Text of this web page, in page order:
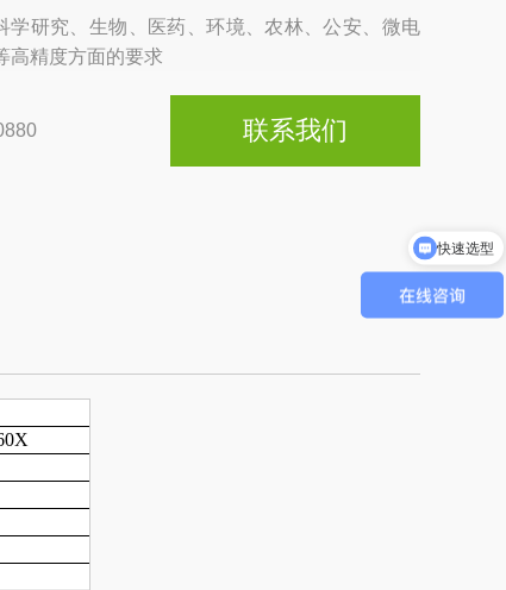
学研究、生物、医药、环境、农林、公安、微电
高精度方面的要求
联系我们
联系电话